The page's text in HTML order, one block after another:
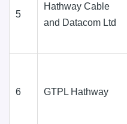
5
Hathway Cable
and Datacom Ltd
6 GTPL Hathway